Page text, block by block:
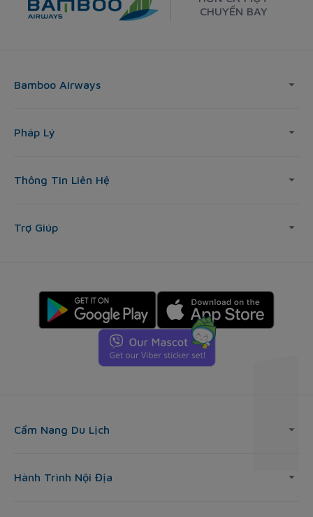
CHUYẾN BAY
Bamboo Airways
Pháp Lý
Thông Tin Liên Hệ
Trợ Giúp
Cẩm Nang Du Lịch
Hành Trình Nội Địa